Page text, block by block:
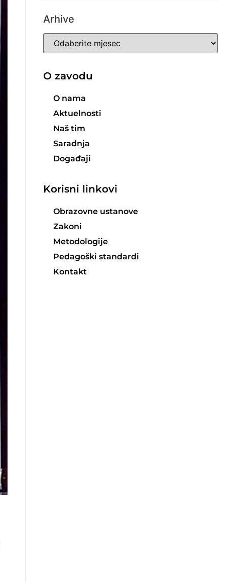
Arhive
O zavodu
O nama
Aktuelnosti
Naš tim
Saradnja
Događaji
Korisni linkovi
Obrazovne ustanove
Zakoni
Metodologije
Pedagoški standardi
Kontakt